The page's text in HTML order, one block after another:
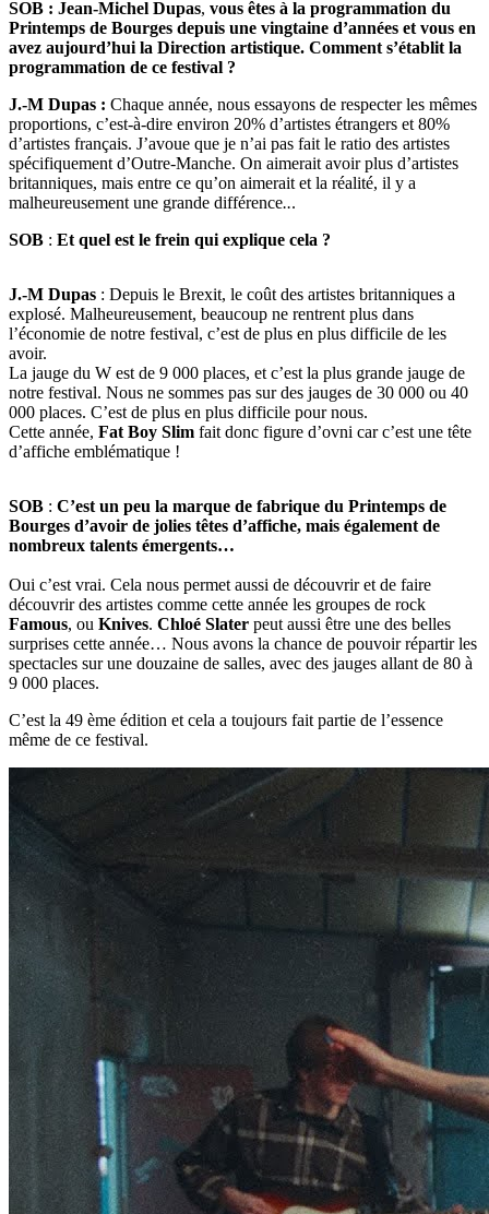
SOB : Jean-Michel Dupas, vous êtes à la programmation du
Printemps de Bourges depuis une vingtaine d’années et vous en
avez aujourd’hui la Direction artistique. Comment s’établit la
programmation de ce festival ?
J.-M Dupas : Chaque année, nous essayons de respecter les mêmes
proportions, c’est-à-dire environ 20% d’artistes étrangers et 80%
d’artistes français. J’avoue que je n’ai pas fait le ratio des artistes
spécifiquement d’Outre-Manche. On aimerait avoir plus d’artistes
britanniques, mais entre ce qu’on aimerait et la réalité, il y a
malheureusement une grande différence...
SOB : Et quel est le frein qui explique cela ?
J.-M Dupas : Depuis le Brexit, le coût des artistes britanniques a
explosé. Malheureusement, beaucoup ne rentrent plus dans
l’économie de notre festival, c’est de plus en plus difficile de les
avoir.
La jauge du W est de 9 000 places, et c’est la plus grande jauge de
notre festival. Nous ne sommes pas sur des jauges de 30 000 ou 40
000 places. C’est de plus en plus difficile pour nous.
Cette année, Fat Boy Slim fait donc figure d’ovni car c’est une tête
d’affiche emblématique !
SOB : C’est un peu la marque de fabrique du Printemps de
Bourges d’avoir de jolies têtes d’affiche, mais également de
nombreux talents émergents…
Oui c’est vrai. Cela nous permet aussi de découvrir et de faire
découvrir des artistes comme cette année les groupes de rock
Famous, ou Knives. Chloé Slater peut aussi être une des belles
surprises cette année… Nous avons la chance de pouvoir répartir les
spectacles sur une douzaine de salles, avec des jauges allant de 80 à
9 000 places.
C’est la 49 ème édition et cela a toujours fait partie de l’essence
même de ce festival.